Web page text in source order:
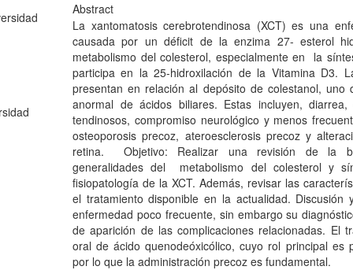
Abstract
La xantomatosis cerebrotendinosa (XCT) es una
causada por un déficit de la enzima 27- esterol
metabolismo del colesterol, especialmente en la
participa en la 25-hidroxilación de la Vitamina D3.
presentan en relación al depósito de colestanol,
anormal de ácidos biliares. Estas incluyen, diarrea,
tendinosos, compromiso neurológico y menos
osteoporosis precoz, ateroesclerosis precoz y
retina. Objetivo: Realizar una revisión de la
generalidades del metabolismo del colesterol y
fisiopatología de la XCT. Además, revisar las
el tratamiento disponible en la actualidad. Discusión
enfermedad poco frecuente, sin embargo su
de aparición de las complicaciones relacionadas. El
oral de ácido quenodeóxicólico, cuyo rol principal es
por lo que la administración precoz es fundamental.